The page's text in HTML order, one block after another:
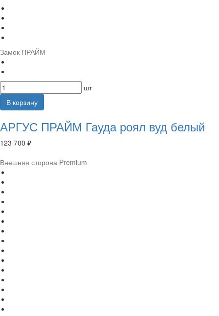
Замок ПРАЙМ
шт
В корзину
АРГУС ПРАЙМ Гауда роял вуд белый
123 700 ₽
Внешняя сторона Premium